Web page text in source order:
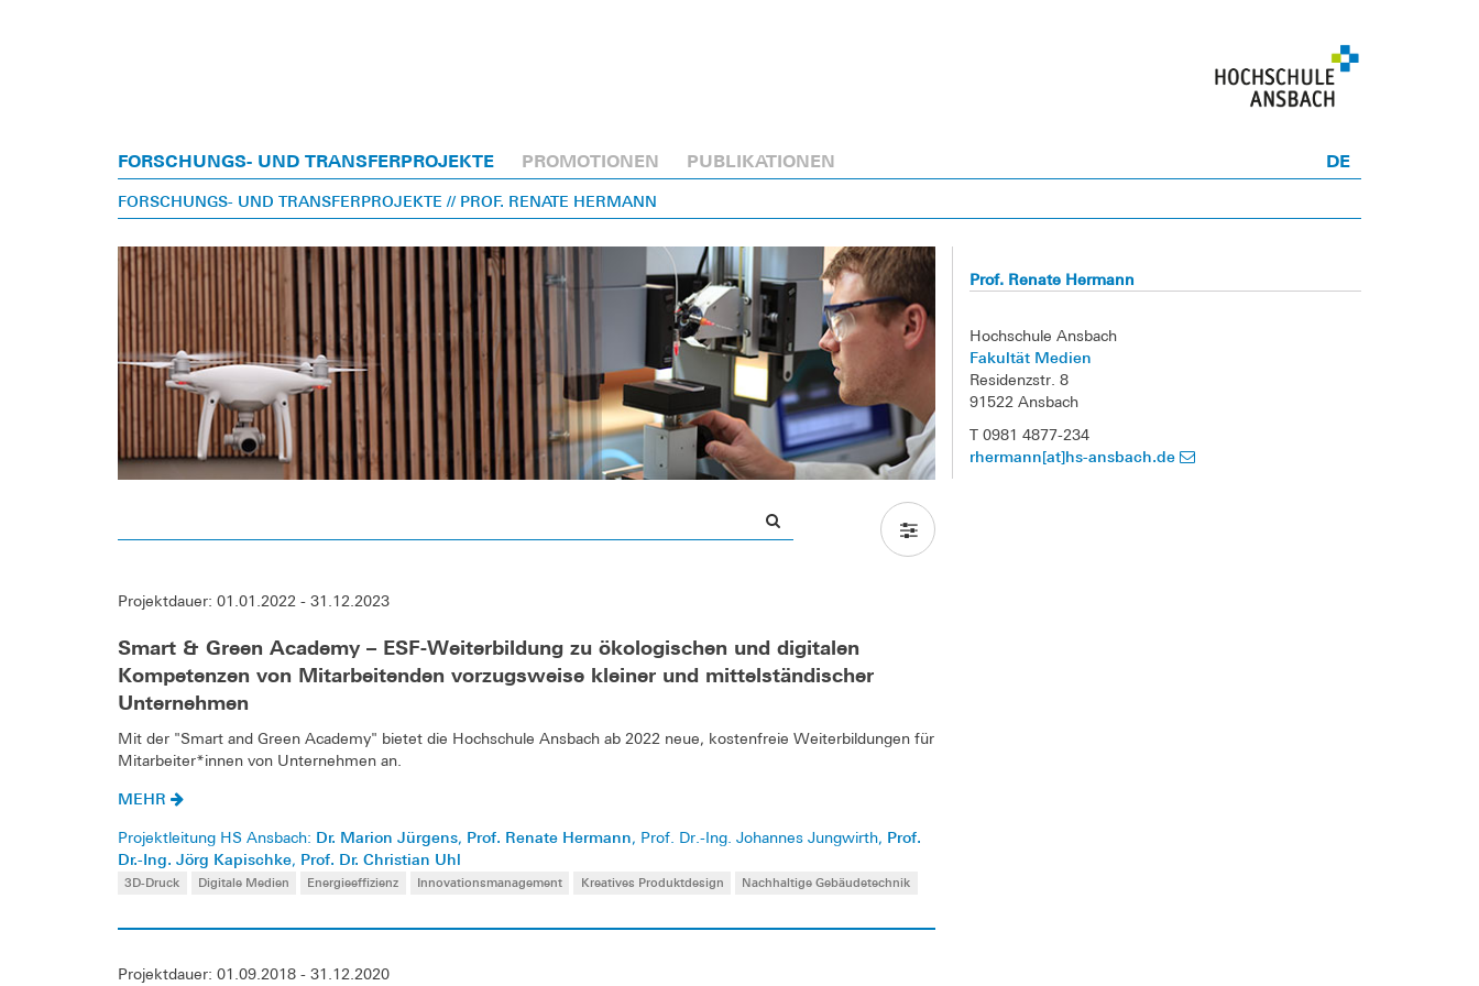
FORSCHUNGS- UND TRANSFERPROJEKTE PROMOTIONEN PUBLIKATIONEN DE
FORSCHUNGS- UND TRANSFERPROJEKTE // PROF. RENATE HERMANN
Projektdauer: 01.01.2022 - 31.12.2023
Smart & Green Academy – ESF-Weiterbildung zu ökologischen und digitalen
Kompetenzen von Mitarbeitenden vorzugsweise kleiner und mittelständischer
Unternehmen
Mit der "Smart and Green Academy" bietet die Hochschule Ansbach ab 2022 neue, kostenfreie Weiterbildungen für
Mitarbeiter*innen von Unternehmen an.
MEHR
Projektleitung HS Ansbach: Dr. Marion Jürgens, Prof. Renate Hermann, Prof. Dr.-Ing. Johannes Jungwirth, Prof.
Dr.-Ing. Jörg Kapischke, Prof. Dr. Christian Uhl
3D-Druck Digitale Medien Energieeffizienz Innovationsmanagement Kreatives Produktdesign Nachhaltige Gebäudetechnik
Projektdauer: 01.09.2018 - 31.12.2020
Prof. Renate Hermann
Hochschule Ansbach
Fakultät Medien
Residenzstr. 8
91522 Ansbach
T 0981 4877-234
rhermann[at]hs-ansbach.de